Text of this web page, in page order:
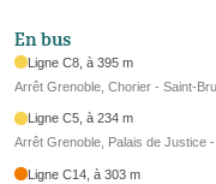
En bus
Ligne C8, à 395 m
Arrêt Grenoble, Chorier - Saint-
Ligne C5, à 234 m
Arrêt Grenoble, Palais de Justice
Ligne C14, à 303 m